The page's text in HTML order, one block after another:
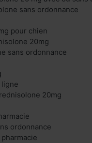
sans ordonnance
pour chien
20mg
sans ordonnance
20mg
ordonnance